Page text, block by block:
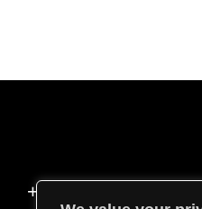
+31 (0)85 020 88 70